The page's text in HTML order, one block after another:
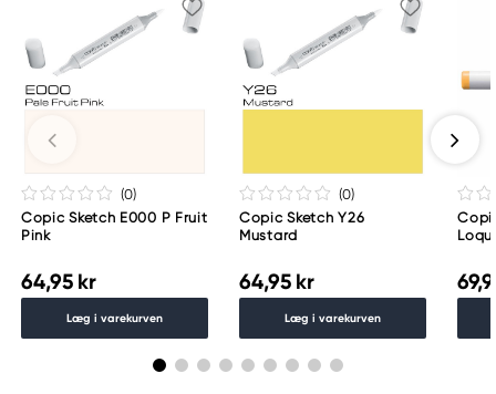
Producent
Copic
Too Marker Products Inc.
Meguro-ku
www.toomarker.co.jp
(0)
Copic Sketch E000 P Fruit
Pink
64,95 kr
Læg i varekurven
(0)
Copic Sketch Y26
Mustard
64,95 kr
Læg i varekurven